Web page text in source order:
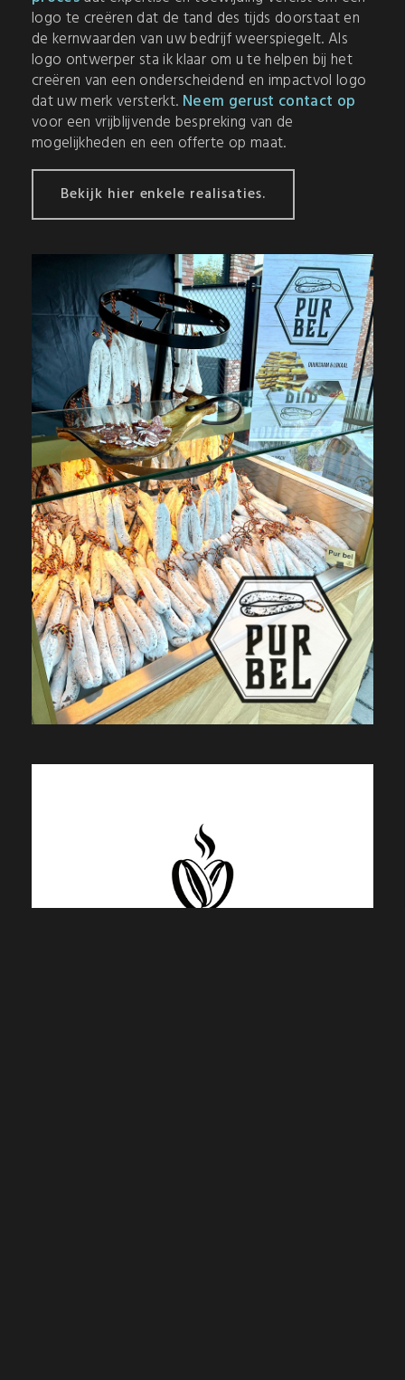
logo te creëren dat de tand des tijds doorstaat en
de kernwaarden van uw bedrijf weerspiegelt. Als
logo ontwerper sta ik klaar om u te helpen bij het
creëren van een onderscheidend en impactvol logo
dat uw merk versterkt. Neem gerust contact op
voor een vrijblijvende bespreking van de
mogelijkheden en een offerte op maat.
Bekijk hier enkele realisaties.